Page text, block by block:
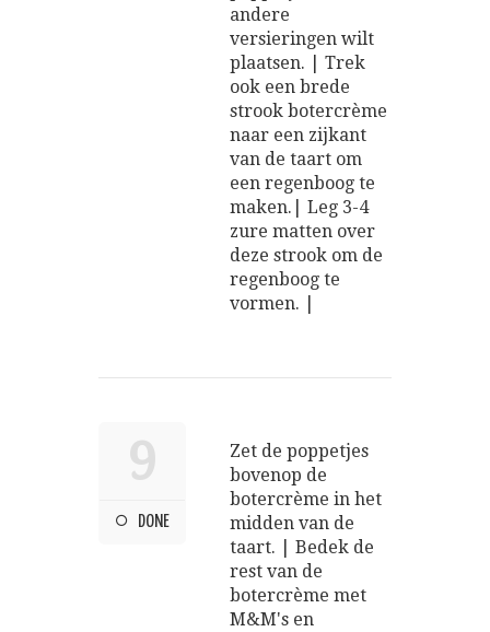
andere
versieringen wilt
plaatsen. | Trek
ook een brede
strook botercrème
naar een zijkant
van de taart om
een regenboog te
maken.| Leg 3-4
zure matten over
deze strook om de
regenboog te
vormen. |
9
DONE
Zet de poppetjes
bovenop de
botercrème in het
midden van de
taart. | Bedek de
rest van de
botercrème met
M&M's en